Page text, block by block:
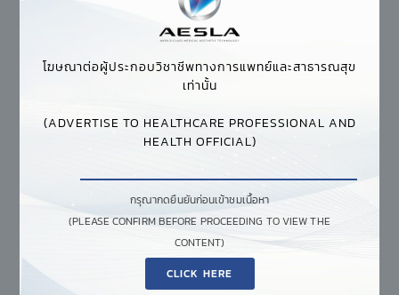
โฆษณาต่อผู้ประกอบวิชาชีพทางการแพทย์และสาธารณสุข
เท่านั้น
(ADVERTISE TO HEALTHCARE PROFESSIONAL AND
HEALTH OFFICIAL)
กรุณากดยืนยันก่อนเข้าชมเนื้อหา
(PLEASE CONFIRM BEFORE PROCEEDING TO VIEW THE
CONTENT)
CLICK HERE